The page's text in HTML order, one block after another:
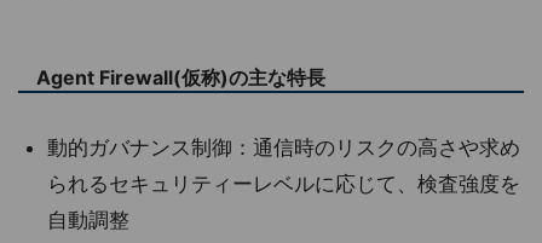
Agent Firewall(仮称)の主な特長
動的ガバナンス制御：通信時のリスクの高さや求め
られるセキュリティーレベルに応じて、検査強度を
自動調整